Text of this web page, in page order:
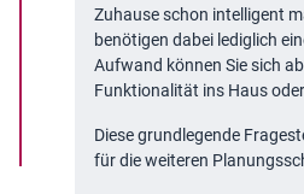
Zuhause schon intelligent
benötigen dabei lediglich
Aufwand können Sie sich
Funktionalität ins Haus
Diese grundlegende
für die weiteren